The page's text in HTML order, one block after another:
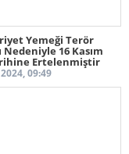
Yemeği Terör
Nedeniyle 16 Kasım
Ertelenmiştir
09:49